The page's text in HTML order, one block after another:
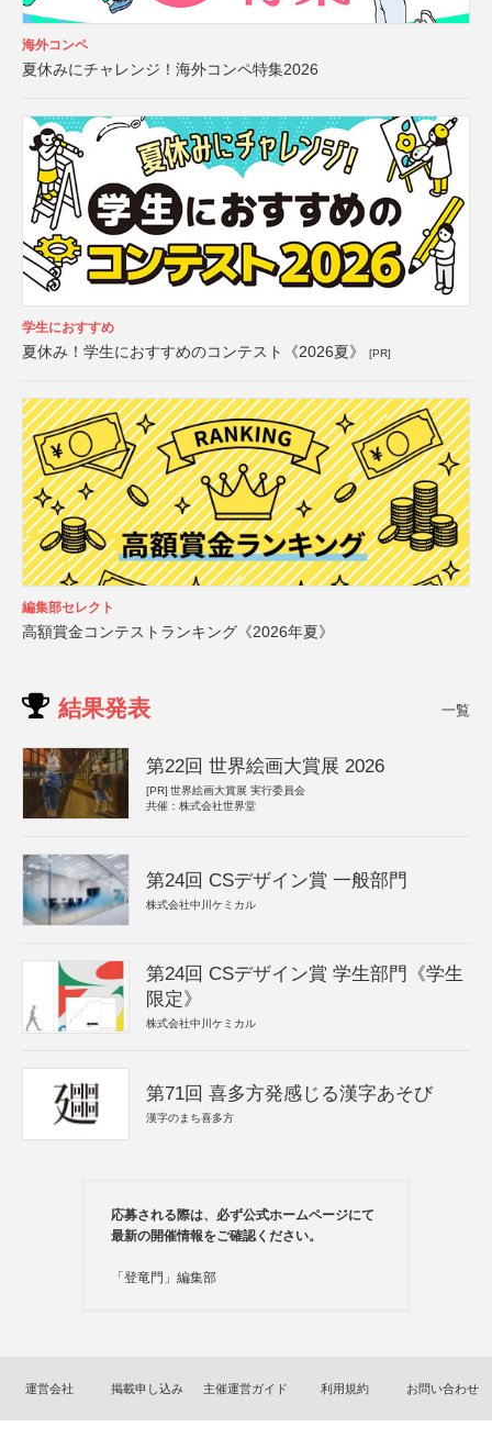
海外コンペ
夏休みにチャレンジ！海外コンペ特集2026
学生におすすめ
夏休み！学生におすすめのコンテスト《2026夏》 [PR]
編集部セレクト
高額賞金コンテストランキング《2026年夏》
結果発表 一覧
第22回 世界絵画大賞展 2026
[PR] 世界絵画大賞展 実行委員会
共催：株式会社世界堂
第24回 CSデザイン賞 一般部門
株式会社中川ケミカル
第24回 CSデザイン賞 学生部門《学生
限定》
株式会社中川ケミカル
第71回 喜多方発感じる漢字あそび
漢字のまち喜多方
応募される際は、必ず公式ホームページにて
最新の開催情報をご確認ください。
「登竜門」編集部
運営会社 掲載申し込み 主催運営ガイド 利用規約 お問い合わせ